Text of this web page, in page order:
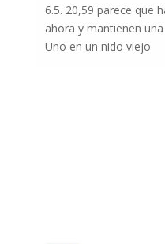
6.5. 20,59 parece que
ahora y mantienen
Uno en un nido viejo